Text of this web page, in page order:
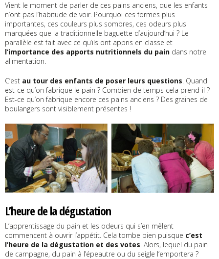
Vient le moment de parler de ces pains anciens, que les enfants
n’ont pas l’habitude de voir. Pourquoi ces formes plus
importantes, ces couleurs plus sombres, ces odeurs plus
marquées que la traditionnelle baguette d’aujourd’hui ? Le
parallèle est fait avec ce qu’ils ont appris en classe et
l’importance des apports nutritionnels du pain dans notre
alimentation.
C’est au tour des enfants de poser leurs questions. Quand
est-ce qu’on fabrique le pain ? Combien de temps cela prend-il ?
Est-ce qu’on fabrique encore ces pains anciens ? Des graines de
boulangers sont visiblement présentes !
L’heure de la dégustation
L’apprentissage du pain et les odeurs qui s’en mêlent
commencent à ouvrir l’appétit. Cela tombe bien puisque c’est
l’heure de la dégustation et des votes . Alors, lequel du pain
de campagne, du pain à l’épeautre ou du seigle l’emportera ?